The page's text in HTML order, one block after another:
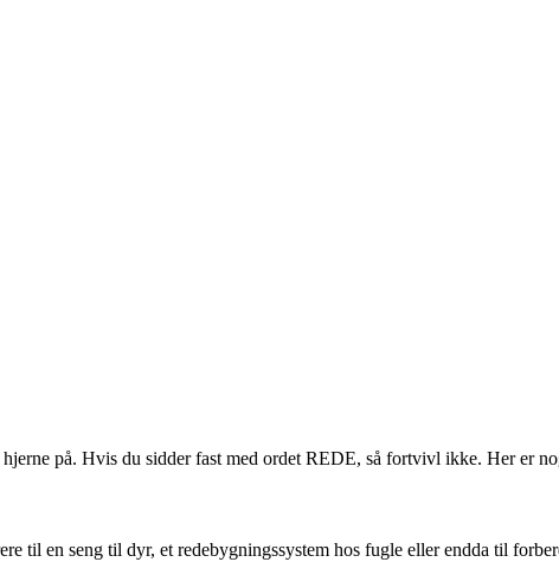
på. Hvis du sidder fast med ordet REDE, så fortvivl ikke. Her er
til en seng til dyr, et redebygningssystem hos fugle eller endda til